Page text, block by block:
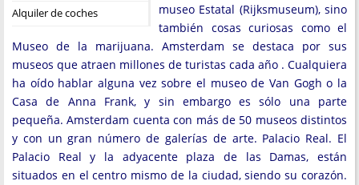
Alquiler de coches
museo Estatal (Rijksmuseum), sino
también cosas curiosas como el
Museo de la marijuana. Amsterdam se destaca por sus
museos que atraen millones de turistas cada año . Cualquiera
ha oído hablar alguna vez sobre el museo de Van Gogh o la
Casa de Anna Frank, y sin embargo es sólo una parte
pequeña. Amsterdam cuenta con más de 50 museos distintos
y con un gran número de galerías de arte. Palacio Real. El
Palacio Real y la adyacente plaza de las Damas, están
situados en el centro mismo de la ciudad, siendo su corazón.